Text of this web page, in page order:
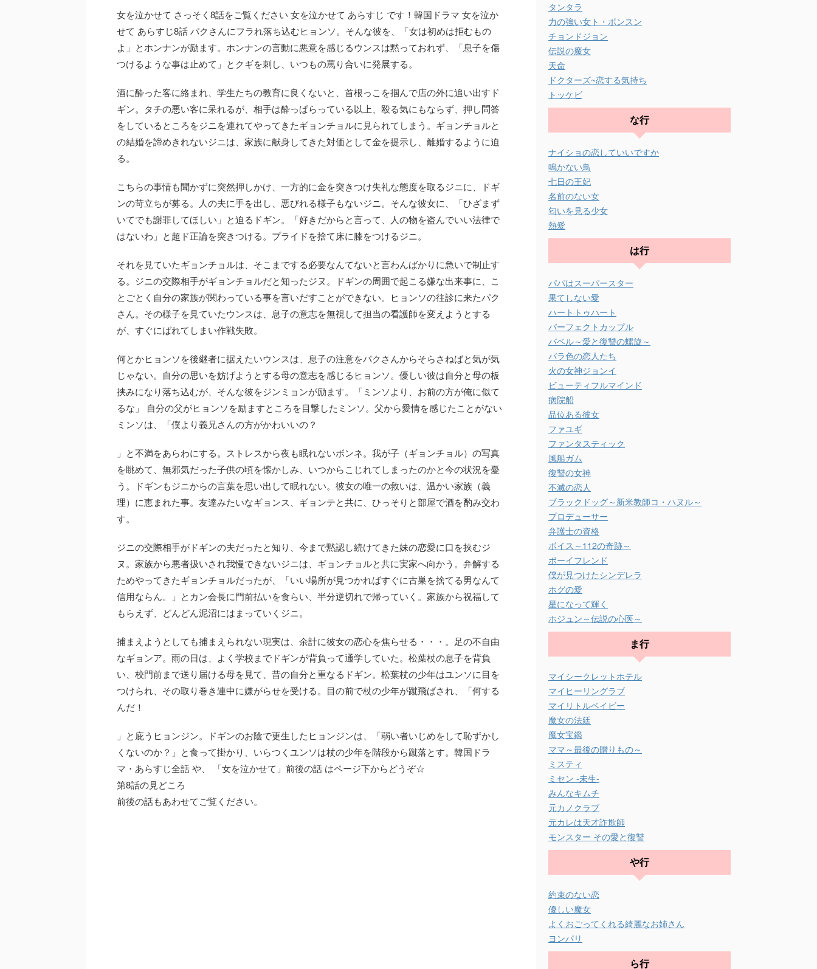
女を泣かせて さっそく8話をご覧ください 女を泣かせて あらすじ です！韓国ドラマ 女を泣か
せて あらすじ8話 パクさんにフラれ落ち込むヒョンソ。そんな彼を、「女は初めは拒むもの
よ」とホンナンが励ます。ホンナンの言動に悪意を感じるウンスは黙っておれず、「息子を傷
つけるような事は止めて」とクギを刺し、いつもの罵り合いに発展する。
酒に酔った客に絡まれ、学生たちの教育に良くないと、首根っこを掴んで店の外に追い出すド
ギン。タチの悪い客に呆れるが、相手は酔っぱらっている以上、殴る気にもならず、押し問答
をしているところをジニを連れてやってきたギョンチョルに見られてしまう。ギョンチョルと
の結婚を諦めきれないジニは、家族に献身してきた対価として金を提示し、離婚するように迫
る。
こちらの事情も聞かずに突然押しかけ、一方的に金を突きつけ失礼な態度を取るジニに、ドギ
ンの苛立ちが募る。人の夫に手を出し、悪びれる様子もないジニ。そんな彼女に、「ひざまず
いてでも謝罪してほしい」と迫るドギン。「好きだからと言って、人の物を盗んでいい法律で
はないわ」と超ド正論を突きつける。プライドを捨て床に膝をつけるジニ。
それを見ていたギョンチョルは、そこまでする必要なんてないと言わんばかりに急いで制止す
る。ジニの交際相手がギョンチョルだと知ったジヌ。ドギンの周囲で起こる嫌な出来事に、こ
とごとく自分の家族が関わっている事を言いだすことができない。ヒョンソの往診に来たパク
さん。その様子を見ていたウンスは、息子の意志を無視して担当の看護師を変えようとする
が、すぐにばれてしまい作戦失敗。
何とかヒョンソを後継者に据えたいウンスは、息子の注意をパクさんからそらさねばと気が気
じゃない。自分の思いを妨げようとする母の意志を感じるヒョンソ。優しい彼は自分と母の板
挟みになり落ち込むが、そんな彼をジンミョンが励ます。「ミンソより、お前の方が俺に似て
るな」 自分の父がヒョンソを励ますところを目撃したミンソ。父から愛情を感じたことがない
ミンソは、「僕より義兄さんの方がかわいいの？
」と不満をあらわにする。ストレスから夜も眠れないボンネ。我が子（ギョンチョル）の写真
を眺めて、無邪気だった子供の頃を懐かしみ、いつからこじれてしまったのかと今の状況を憂
う。ドギンもジニからの言葉を思い出して眠れない。彼女の唯一の救いは、温かい家族（義
理）に恵まれた事。友達みたいなギョンス、ギョンテと共に、ひっそりと部屋で酒を酌み交わ
す。
ジニの交際相手がドギンの夫だったと知り、今まで黙認し続けてきた妹の恋愛に口を挟むジ
ヌ。家族から悪者扱いされ我慢できないジニは、ギョンチョルと共に実家へ向かう。弁解する
ためやってきたギョンチョルだったが、「いい場所が見つかればすぐに古巣を捨てる男なんて
信用ならん。」とカン会長に門前払いを食らい、半分逆切れで帰っていく。家族から祝福して
もらえず、どんどん泥沼にはまっていくジニ。
捕まえようとしても捕まえられない現実は、余計に彼女の恋心を焦らせる・・・。足の不自由
なギョンア。雨の日は、よく学校までドギンが背負って通学していた。松葉杖の息子を背負
い、校門前まで送り届ける母を見て、昔の自分と重なるドギン。松葉杖の少年はユンソに目を
つけられ、その取り巻き連中に嫌がらせを受ける。目の前で杖の少年が蹴飛ばされ、「何する
んだ！
」と庇うヒョンジン。ドギンのお陰で更生したヒョンジンは、「弱い者いじめをして恥ずかし
くないのか？」と食って掛かり、いらつくユンソは杖の少年を階段から蹴落とす。韓国ドラ
マ・あらすじ全話 や、 「女を泣かせて」前後の話 はページ下からどうぞ☆
第8話の見どころ
前後の話もあわせてご覧ください。
タンタラ
力の強い女ト・ボンスン
チョンドジョン
伝説の魔女
天命
ドクターズ~恋する気持ち
トッケビ
な行
ナイショの恋していいですか
鳴かない鳥
七日の王妃
名前のない女
匂いを見る少女
熱愛
は行
パパはスーパースター
果てしない愛
ハートトゥハート
パーフェクトカップル
バベル～愛と復讐の螺旋～
バラ色の恋人たち
火の女神ジョンイ
ビューティフルマインド
病院船
品位ある彼女
ファユギ
ファンタスティック
風船ガム
復讐の女神
不滅の恋人
ブラックドッグ～新米教師コ・ハヌル～
プロデューサー
弁護士の資格
ボイス～112の奇跡～
ボーイフレンド
僕が見つけたシンデレラ
ホグの愛
星になって輝く
ホジュン～伝説の心医～
ま行
マイシークレットホテル
マイヒーリングラブ
マイリトルベイビー
魔女の法廷
魔女宝鑑
ママ～最後の贈りもの～
ミスティ
ミセン -未生-
みんなキムチ
元カノクラブ
元カレは天才詐欺師
モンスター その愛と復讐
や行
約束のない恋
優しい魔女
よくおごってくれる綺麗なお姉さん
ヨンパリ
ら行